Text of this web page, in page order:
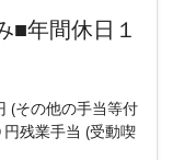
■年間休日１
(その他の手当等付
残業手当 (受動喫